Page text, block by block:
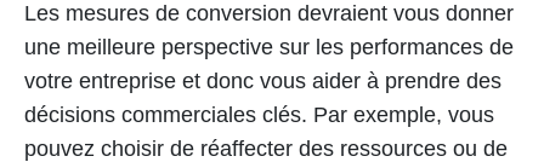
Les mesures de conversion devraient vous donner
une meilleure perspective sur les performances de
votre entreprise et donc vous aider à prendre des
décisions commerciales clés. Par exemple, vous
pouvez choisir de réaffecter des ressources ou de